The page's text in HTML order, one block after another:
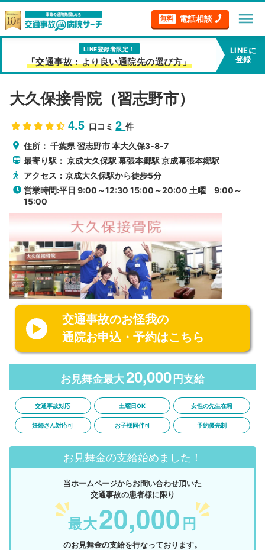
無料 電話相談 menu
LINE登録者限定！
「交通事故：より良い通院先の選び方」
LINEに
登録
大久保接骨院（習志野市）
4.5 口コミ2件
住所：千葉県習志野市本大久保3‐8‐7
最寄り駅：京成大久保駅 幕張本郷駅 京成幕張本郷駅
アクセス：京成大久保駅から徒歩5分
営業時間:平日 9:00～12:30 15:00～20:00 土曜 9:00～
15:00
交通事故のお怪我の
通院お申込・予約はこちら
お見舞金最大20,000 円支給
交通事故対応 土曜日OK 女性の先生在籍
妊婦さん対応可 お子様同伴可 予約優先制
お見舞金の支給始めました！
当ホームページからお問い合わせ頂いた
交通事故の患者様に限り
最大20,000 円
のお見舞金の支給を行なっております。